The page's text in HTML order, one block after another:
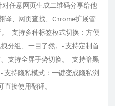
任意网页生成二维码分享给他
译、网页查找、Chrome扩展管
- 支持多种标签模式切换：方便
分组、一目了然。- 支持定制首
支持全屏手势切换。- 支持暗黑
支持隐私模式：一键变成隐私浏
接使用翻译。